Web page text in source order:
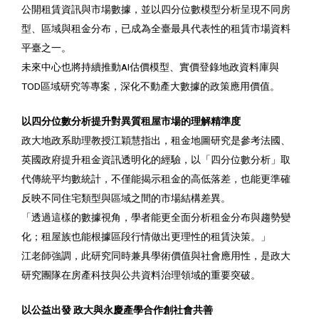
公開租賃資訊與市場數據，並以四分位數模型分析呈現不同房
型、區域與租金分布，已成為全臺最具代表性的租賃市場資料
平臺之一。
未來中心也將持續推動AI估價模型、實價登錄地政資料庫與
TOD區域研究等專案，深化不動產大數據的政策應用價值。
以四分位數分析提升對異質租屋市場的理解精準度
政大地政系助理教授江穎慧指出，租金地圖研究是參考法國、
英國政府提升租金資訊透明化的經驗，以「四分位數分析」取
代傳統平均數統計，不僅能揭示租金的高低落差，也能更準確
反映不同住宅類型與區域之間的市場結構差異。
「透過這樣的數據視角，學者能更全面分析租金分布與趨勢變
化；租屋族也能根據區段行情做出更理性的租賃決策。」
江老師強調，此研究同時兼具學術價值與社會應用性，是政大
研究團隊在房產科技與公共資料治理領域的重要突破。
以公益出發 政大與永慶產學合作創社會共善